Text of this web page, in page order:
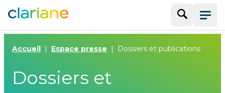
Menu
Accueil Espace presse Dossiers et publications
Dossiers et